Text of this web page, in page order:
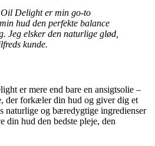
Delight er min go-to
hud den perfekte balance
Jeg elsker den naturlige glød,
kunde.
er mere end bare en ansigtsolie –
der forkæler din hud og giver dig et
naturlige og bæredygtige ingredienser
din hud den bedste pleje, den